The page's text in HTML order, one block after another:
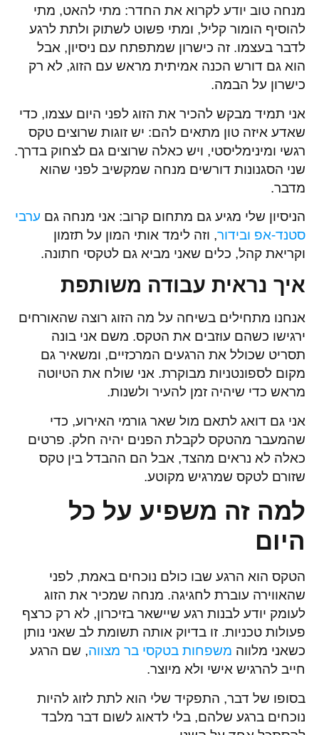
מנחה טוב יודע לקרוא את החדר: מתי להאט, מתי
להוסיף הומור קליל, ומתי פשוט לשתוק ולתת לרגע
לדבר בעצמו. זה כישרון שמתפתח עם ניסיון, אבל
הוא גם דורש הכנה אמיתית מראש עם הזוג, לא רק
כישרון על הבמה.
אני תמיד מבקש להכיר את הזוג לפני היום עצמו, כדי
שאדע איזה טון מתאים להם: יש זוגות שרוצים טקס
רגשי ומינימליסטי, ויש כאלה שרוצים גם לצחוק בדרך.
שני הסגנונות דורשים מנחה שמקשיב לפני שהוא
מדבר.
הניסיון שלי מגיע גם מתחום קרוב: אני מנחה גם ערבי
סטנד-אפ ובידור, וזה לימד אותי המון על תזמון
וקריאת קהל, כלים שאני מביא גם לטקסי חתונה.
איך נראית עבודה משותפת
אנחנו מתחילים בשיחה על מה הזוג רוצה שהאורחים
ירגישו כשהם עוזבים את הטקס. משם אני בונה
תסריט שכולל את הרגעים המרכזיים, ומשאיר גם
מקום לספונטניות מבוקרת. אני שולח את הטיוטה
מראש כדי שיהיה זמן להעיר ולשנות.
אני גם דואג לתאם מול שאר גורמי האירוע, כדי
שהמעבר מהטקס לקבלת הפנים יהיה חלק. פרטים
כאלה לא נראים מהצד, אבל הם ההבדל בין טקס
שזורם לטקס שמרגיש מקוטע.
למה זה משפיע על כל
היום
הטקס הוא הרגע שבו כולם נוכחים באמת, לפני
שהאווירה עוברת לחגיגה. מנחה שמכיר את הזוג
לעומק יודע לבנות רגע שיישאר בזיכרון, לא רק כרצף
פעולות טכניות. זו בדיוק אותה תשומת לב שאני נותן
כשאני מלווה משפחות בטקסי בר מצווה, שם הרגע
חייב להרגיש אישי ולא מיוצר.
בסופו של דבר, התפקיד שלי הוא לתת לזוג להיות
נוכחים ברגע שלהם, בלי לדאוג לשום דבר מלבד